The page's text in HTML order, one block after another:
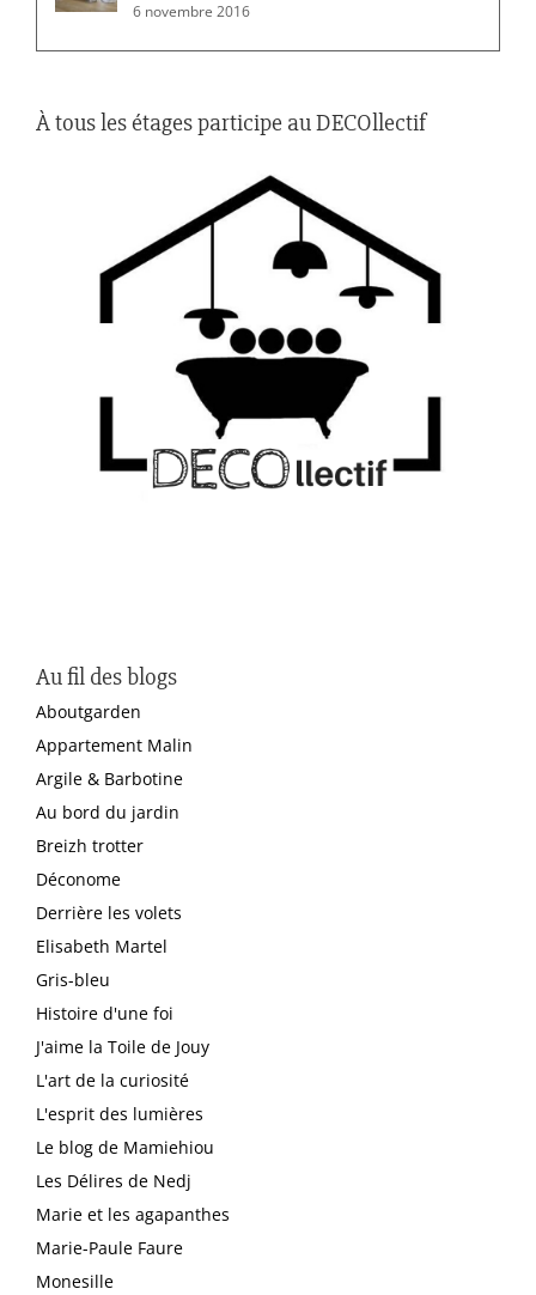
6 novembre 2016
À tous les étages participe au DECOllectif
Au fil des blogs
Aboutgarden
Appartement Malin
Argile & Barbotine
Au bord du jardin
Breizh trotter
Déconome
Derrière les volets
Elisabeth Martel
Gris-bleu
Histoire d'une foi
J'aime la Toile de Jouy
L'art de la curiosité
L'esprit des lumières
Le blog de Mamiehiou
Les Délires de Nedj
Marie et les agapanthes
Marie-Paule Faure
Monesille